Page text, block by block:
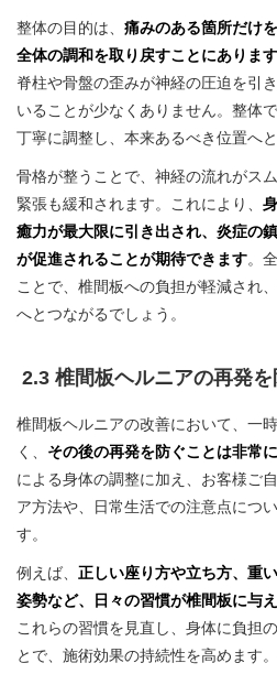
整体の目的は、 痛みのある箇所だけ
全体の調和を取り戻すことにあります
脊柱や骨盤の歪みが神経の圧迫を引
いることが少なくありません。整体
丁寧に調整し、本来あるべき位置へと
骨格が整うことで、神経の流れがス
緊張も緩和されます。これにより、
癒力が最大限に引き出され、炎症の
が促進されることが期待できます。
ことで、椎間板への負担が軽減され
へとつながるでしょう。
2.3 椎間板ヘルニアの再発
椎間板ヘルニアの改善において、一
く、 その後の再発を防ぐことは非常
による身体の調整に加え、お客様ご
ア方法や、日常生活での注意点につ
す。
例えば、 正しい座り方や立ち方、重
姿勢など、日々の習慣が椎間板に与
これらの習慣を見直し、身体に負担
とで、施術効果の持続性を高めます